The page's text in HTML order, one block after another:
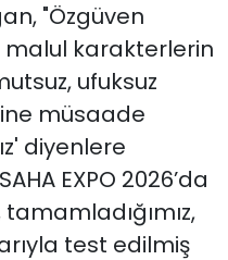
"Özgüven
karakterlerin
ufuksuz
müsaade
diyenlere
EXPO 2026’da
test edilmiş